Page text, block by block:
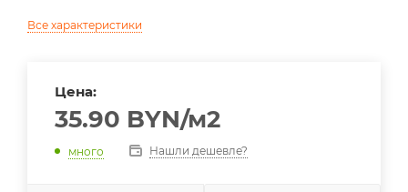
Все характеристики
Цена:
35.90 BYN/м2
много Нашли дешевле?